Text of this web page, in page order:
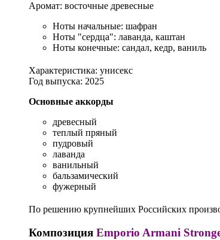
Аромат: восточные древесные
Ноты начальные: шафран
Ноты "сердца": лаванда, каштан
Ноты конечные: сандал, кедр, ваниль
Характеристика: унисекс
Год выпуска: 2025
Основные аккорды
древесный
теплый пряный
пудровый
лаванда
ванильный
бальзамический
фужерный
По решению крупнейших Российских
Композиция Emporio Armani